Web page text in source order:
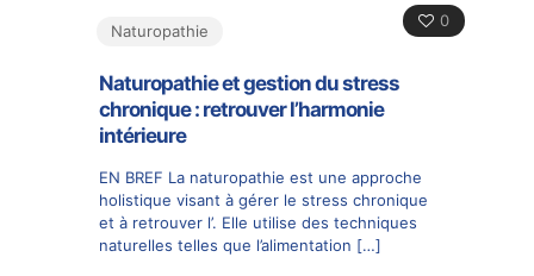
0
Naturopathie
Naturopathie et gestion du stress
chronique : retrouver l’harmonie
intérieure
EN BREF La naturopathie est une approche
holistique visant à gérer le stress chronique
et à retrouver l’. Elle utilise des techniques
naturelles telles que l’alimentation […]